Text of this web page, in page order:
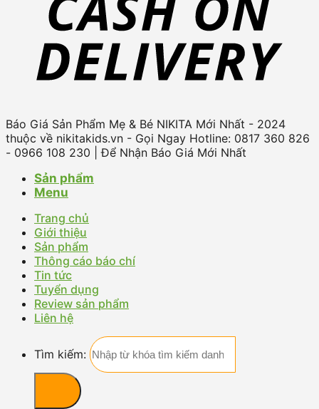
Báo Giá Sản Phẩm Mẹ & Bé NIKITA Mới Nhất - 2024
thuộc về nikitakids.vn - Gọi Ngay Hotline: 0817 360 826
- 0966 108 230 | Để Nhận Báo Giá Mới Nhất
Sản phẩm
Menu
Trang chủ
Giới thiệu
Sản phẩm
Thông cáo báo chí
Tin tức
Tuyển dụng
Review sản phẩm
Liên hệ
Tìm kiếm: